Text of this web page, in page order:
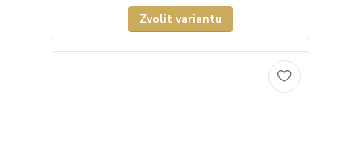
Zvolit variantu